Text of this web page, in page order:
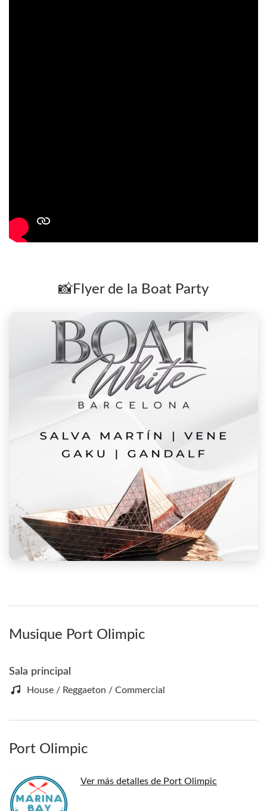
📸Flyer de la Boat Party
Musique Port Olimpic
Sala principal
House / Reggaeton / Commercial
Port Olimpic
Ver más detalles de Port Olimpic